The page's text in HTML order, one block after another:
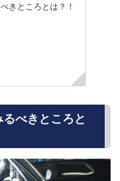
きところとは？！
べきところと